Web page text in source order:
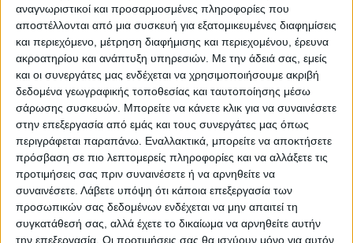
αναγνωριστικοί και προσαρμοσμένες πληροφορίες που
αποστέλλονται από μια συσκευή για εξατομικευμένες διαφημίσεις
και περιεχόμενο, μέτρηση διαφήμισης και περιεχομένου, έρευνα
ακροατηρίου και ανάπτυξη υπηρεσιών. Με την άδειά σας, εμείς
και οι συνεργάτες μας ενδέχεται να χρησιμοποιήσουμε ακριβή
δεδομένα γεωγραφικής τοποθεσίας και ταυτοποίησης μέσω
σάρωσης συσκευών. Μπορείτε να κάνετε κλικ για να συναινέσετε
στην επεξεργασία από εμάς και τους συνεργάτες μας όπως
περιγράφεται παραπάνω. Εναλλακτικά, μπορείτε να αποκτήσετε
πρόσβαση σε πιο λεπτομερείς πληροφορίες και να αλλάξετε τις
προτιμήσεις σας πριν συναινέσετε ή να αρνηθείτε να
συναινέσετε. Λάβετε υπόψη ότι κάποια επεξεργασία των
προσωπικών σας δεδομένων ενδέχεται να μην απαιτεί τη
συγκατάθεσή σας, αλλά έχετε το δικαίωμα να αρνηθείτε αυτήν
την επεξεργασία. Οι προτιμήσεις σας θα ισχύουν μόνο για αυτόν
-Το χρηματικό υπόλοιπο στο τέλος του 2024
ανήλθε στα 5.355.987,37 ευρώ,
καταδεικνύοντας την υψηλή ταμειακή
επάρκεια του Δήμου.
-Τα διαθέσιμα κεφάλαια, (ταμείο και
τραπεζικές καταθέσεις), διαμορφώθηκαν σε
5.372.945,39 ευρώ, προσφέροντας
ασφάλεια και ευελιξία για την υλοποίηση
δράσεων και έργων.